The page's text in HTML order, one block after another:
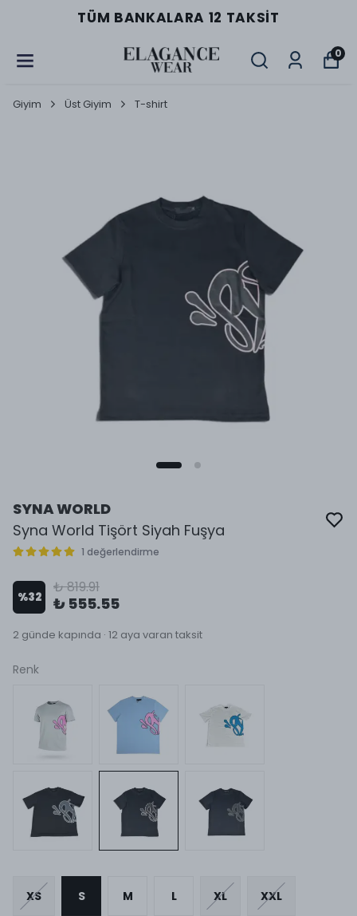
TÜM BANKALARA 12 TAKSIT
0
Giyim Üst Giyim T-shirt
SYNA WORLD
Syna World Tişört Siyah Fuşya
1 değerlendirme
%32
₺ 819.91
₺ 555.55
2 günde kapında · 12 aya varan taksit
Renk
XS S M L XL XXL